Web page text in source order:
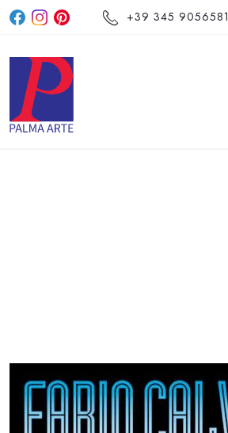
+39 345 9056581